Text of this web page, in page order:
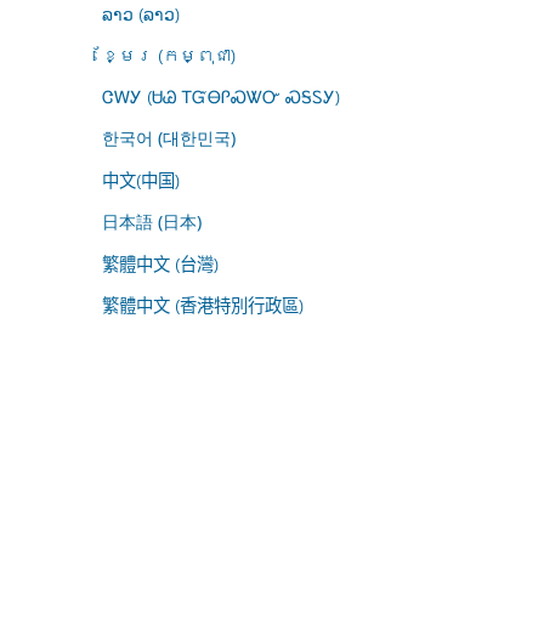
ລາວ (ລາວ)
ខ្មែរ (កម្ពុជា)
ᏣᎳᎩ (ᏌᏊ ᎢᏳᎾᎵᏍᏔᏅ ᏍᎦᏚᎩ)
한국어 (대한민국)
中文(中国)
日本語 (日本)
繁體中文 (台灣)
繁體中文 (香港特別行政區)